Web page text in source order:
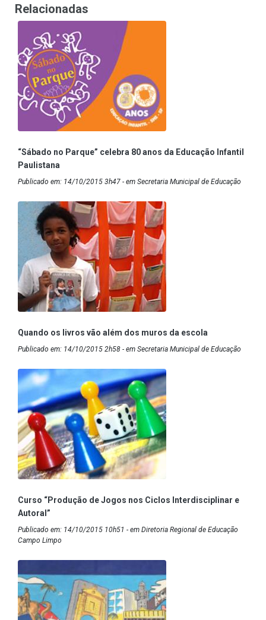
Relacionadas
“Sábado no Parque” celebra 80 anos da Educação Infantil
Paulistana
Publicado em: 14/10/2015 3h47 - em Secretaria Municipal de Educação
Quando os livros vão além dos muros da escola
Publicado em: 14/10/2015 2h58 - em Secretaria Municipal de Educação
Curso “Produção de Jogos nos Ciclos Interdisciplinar e
Autoral”
Publicado em: 14/10/2015 10h51 - em Diretoria Regional de Educação
Campo Limpo